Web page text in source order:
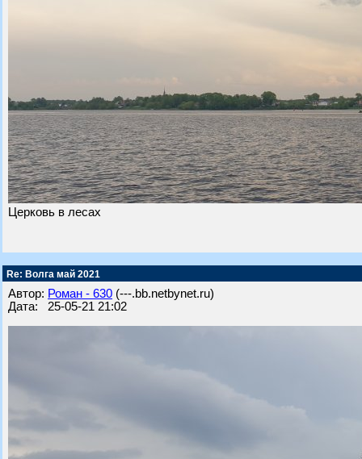
Церковь в лесах
Re: Волга май 2021
Автор: Роман - 630 (---.bb.netbynet.ru)
Дата: 25-05-21 21:02